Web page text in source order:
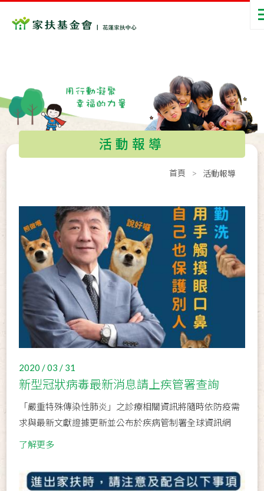
活動報導
首頁 活動報導
2020 / 03 / 31
新型冠狀病毒最新消息請上疾管署查詢
「嚴重特殊傳染性肺炎」之診療相關資訊將隨時依防疫需
求與最新文獻證據更新並公布於疾病管制署全球資訊網
了解更多